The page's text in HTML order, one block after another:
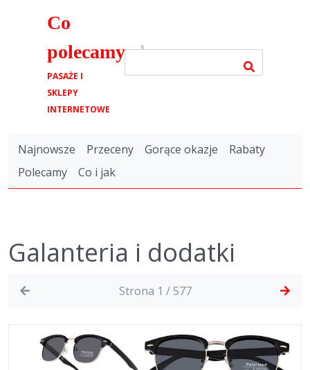
Co
polecamy.pl
PASAŻE I
SKLEPY
INTERNETOWE
Najnowsze Przeceny Gorące okazje
Rabaty
Polecamy
Co i jak
Galanteria i dodatki
Strona 1 / 577